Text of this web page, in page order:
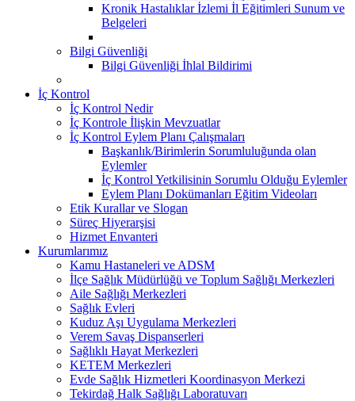
Kronik Hastalıklar İzlemi İl Eğitimleri Sunum ve
Belgeleri
Bilgi Güvenliği
Bilgi Güvenliği İhlal Bildirimi
İç Kontrol
İç Kontrol Nedir
İç Kontrole İlişkin Mevzuatlar
İç Kontrol Eylem Planı Çalışmaları
Başkanlık/Birimlerin Sorumluluğunda olan
Eylemler
İç Kontrol Yetkilisinin Sorumlu Olduğu Eylemler
Eylem Planı Dokümanları Eğitim Videoları
Etik Kurallar ve Slogan
Süreç Hiyerarşisi
Hizmet Envanteri
Kurumlarımız
Kamu Hastaneleri ve ADSM
İlçe Sağlık Müdürlüğü ve Toplum Sağlığı Merkezleri
Aile Sağlığı Merkezleri
Sağlık Evleri
Kuduz Aşı Uygulama Merkezleri
Verem Savaş Dispanserleri
Sağlıklı Hayat Merkezleri
KETEM Merkezleri
Evde Sağlık Hizmetleri Koordinasyon Merkezi
Tekirdağ Halk Sağlığı Laboratuvarı